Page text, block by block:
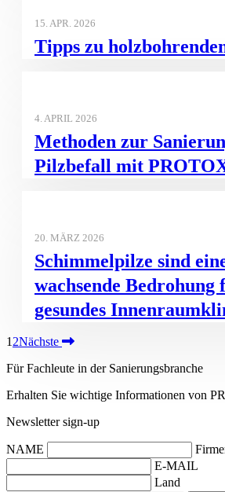
15. APR. 2026
Tipps zu
4. APRIL 2026
Methoden zur
Pilzbefall mit
20. MÄRZ 2026
Schimmelpilze sind
wachsende Bedrohung
gesundes
1 2Nächste
Für Fachleute in der Sanierungsbranche
Erhalten Sie wichtige Informationen von
Newsletter sign-up
NAME
E-MAIL
Land